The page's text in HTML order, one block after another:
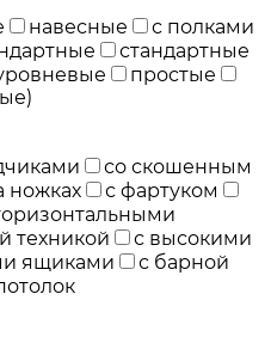
навесные
с полками
стандартные
простые
со скошенным
ножках
с фартуком
техникой
с высокими
ящиками
с барной